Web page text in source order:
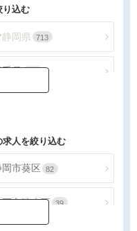
り込む
静岡県 713
重県
人を絞り込む
岡市葵区 82
岡市清水区 39